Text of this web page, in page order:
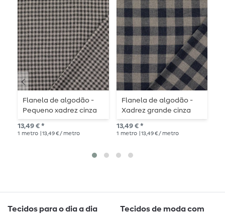
Flanela de algodão -
Pequeno xadrez cinza
antracite
13,49 € *
1 metro | 13,49 € / metro
Flanela de algodão -
Xadrez grande cinza
azul
13,49 € *
1 metro | 13,49 € / metro
Tecidos para o dia a dia
Tecidos de moda com